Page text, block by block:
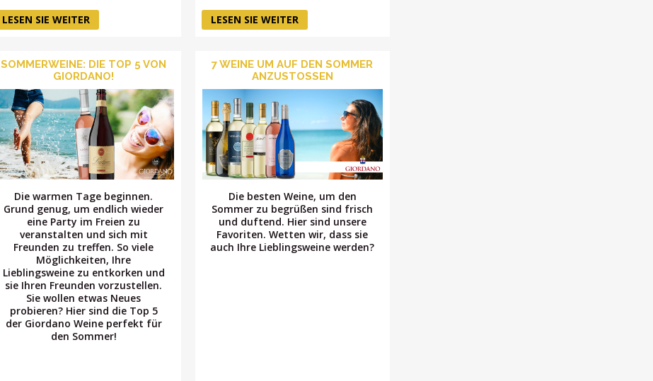
LESEN SIE WEITER LESEN SIE WEITER
SOMMERWEINE: DIE TOP 5 VON
GIORDANO!
Die warmen Tage beginnen.
Grund genug, um endlich wieder
eine Party im Freien zu
veranstalten und sich mit
Freunden zu treffen. So viele
Möglichkeiten, Ihre
Lieblingsweine zu entkorken und
sie Ihren Freunden vorzustellen.
Sie wollen etwas Neues
probieren? Hier sind die Top 5
der Giordano Weine perfekt für
den Sommer!
7 WEINE UM AUF DEN SOMMER
ANZUSTOSSEN
Die besten Weine, um den
Sommer zu begrüßen sind frisch
und duftend. Hier sind unsere
Favoriten. Wetten wir, dass sie
auch Ihre Lieblingsweine werden?